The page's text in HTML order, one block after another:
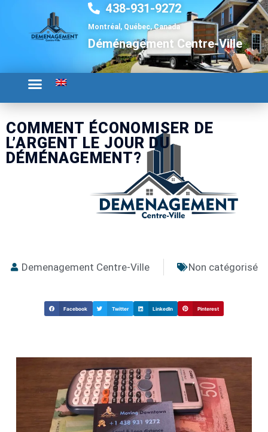
contenu
438-931-9272
Montréal, Québec, Canada
Déménagement Centre-Ville
COMMENT ÉCONOMISER DE
L’ARGENT LE JOUR DU
DÉMÉNAGEMENT?
Demenagement Centre-Ville Non catégorisé
Facebook Twitter LinkedIn Pinterest